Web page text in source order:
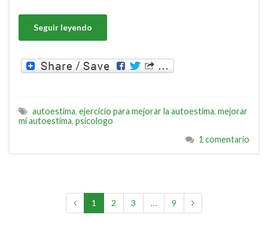
Seguir leyendo
autoestima, ejercicio para mejorar la autoestima, mejorar
mi autoestima, psicologo
1 comentario
1 2 3 … 9